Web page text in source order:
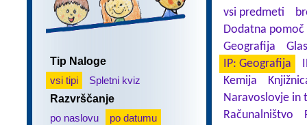
Tip Naloge
vsi tipi
Spletni kviz
Razvrščanje
po naslovu
po datumu
vsi predmeti
Dodatna
Geografija
IP: Geografija
Kemija
Naravoslovje in
Računalništvo